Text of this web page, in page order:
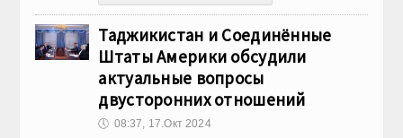
Таджикистан и Соединённые
Штаты Америки обсудили
актуальные вопросы
двусторонних отношений
🕔 08:37, 17.Окт 2024